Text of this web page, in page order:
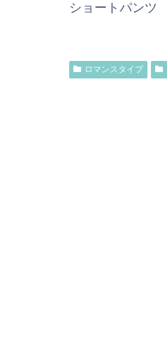
ショートパンツ
ロマンスタイプ